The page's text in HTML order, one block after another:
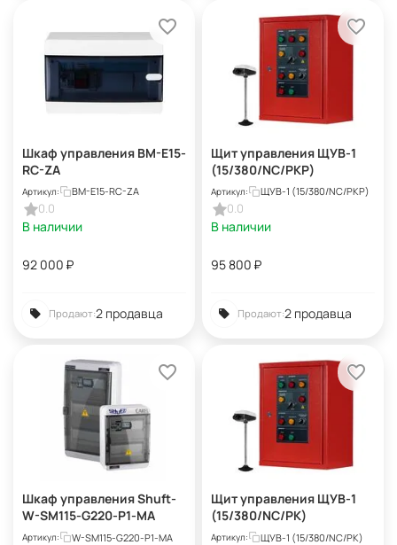
Шкаф управления BM-E15-
RC-ZA
Артикул: BM-E15-RC-ZA
0.0
В наличии
92 000 ₽
Продают:2 продавца
Щит управления ЩУВ-1
(15/380/NC/РКР)
Артикул: ЩУВ-1 (15/380/NC/РКР)
0.0
В наличии
95 800 ₽
Продают:2 продавца
Шкаф управления Shuft-
W-SM115-G220-P1-MA
Артикул: W-SM115-G220-P1-MA
Щит управления ЩУВ-1
(15/380/NC/РК)
Артикул: ЩУВ-1 (15/380/NC/РК)